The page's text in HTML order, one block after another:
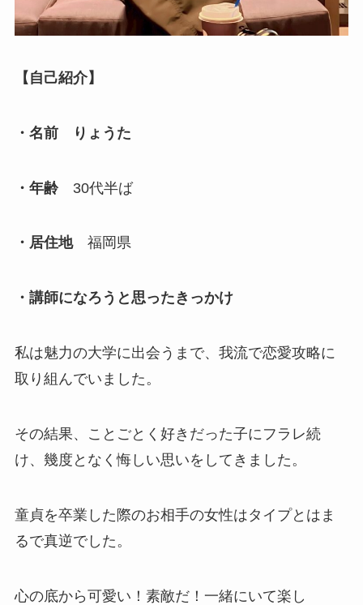
【自己紹介】
・名前りょうた
・年齢30代半ば
・居住地福岡県
・講師になろうと思ったきっかけ
私は魅力の大学に出会うまで、我流で恋愛攻略に
取り組んでいました。
その結果、ことごとく好きだった子にフラレ続
け、幾度となく悔しい思いをしてきました。
童貞を卒業した際のお相手の女性はタイプとはま
るで真逆でした。
心の底から可愛い！素敵だ！一緒にいて楽し